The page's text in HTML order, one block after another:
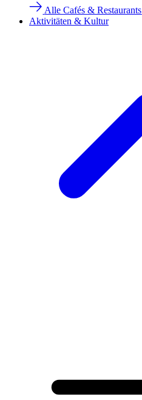
Alle Cafés & Restaurants
Aktivitäten & Kultur